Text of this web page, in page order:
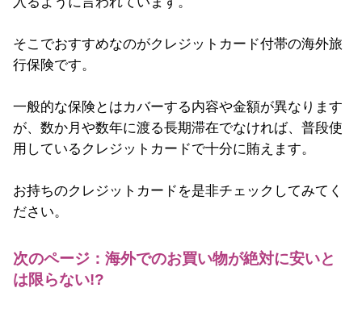
そこでおすすめなのがクレジットカード付帯の海外旅
行保険です。
一般的な保険とはカバーする内容や金額が異なります
が、数か月や数年に渡る長期滞在でなければ、普段使
用しているクレジットカードで十分に賄えます。
お持ちのクレジットカードを是非チェックしてみてく
ださい。
次のページ：海外でのお買い物が絶対に安いと
は限らない!?